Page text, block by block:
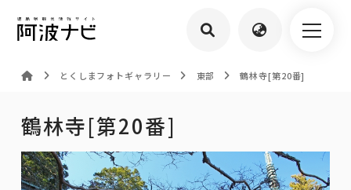
とくしまフォトギャラリー 東部 鶴林寺[第20番]
鶴林寺[第20番]